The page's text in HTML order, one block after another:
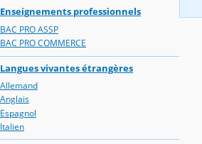
Enseignements professionnels
BAC PRO ASSP
BAC PRO COMMERCE
Langues vivantes étrangères
Allemand
Anglais
Espagnol
Italien